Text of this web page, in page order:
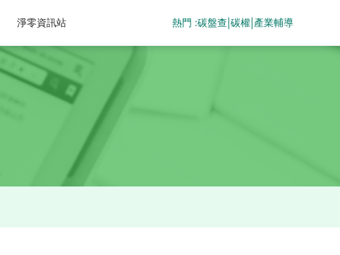
淨零資訊站 熱門 :碳盤查 碳權| 產業輔導